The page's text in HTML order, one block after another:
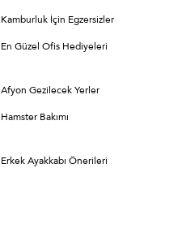
Kamburluk İçin Egzersizler
En Güzel Ofis Hediyeleri
Afyon Gezilecek Yerler
Hamster Bakımı
Erkek Ayakkabı Önerileri